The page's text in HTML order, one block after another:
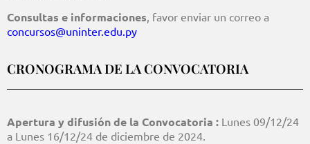
Consultas e informaciones, favor enviar un correo a
concursos@uninter.edu.py
CRONOGRAMA DE LA CONVOCATORIA
Apertura y difusión de la Convocatoria : Lunes 09/12/24
a Lunes 16/12/24 de diciembre de 2024.